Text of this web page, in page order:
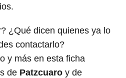
¿Qué dicen quienes ya lo
contactarlo?
y más en esta ficha
de Patzcuaro y de